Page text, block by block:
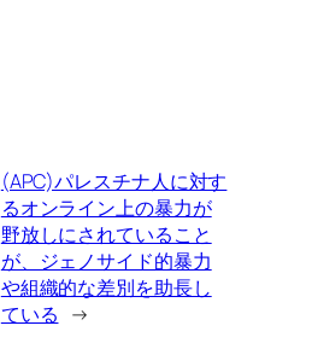
(APC)パレスチナ人に対す
るオンライン上の暴力が
野放しにされていること
が、ジェノサイド的暴力
や組織的な差別を助長し
ている →